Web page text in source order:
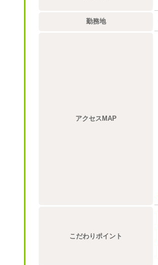
勤務地
アクセスMAP
こだわりポイント